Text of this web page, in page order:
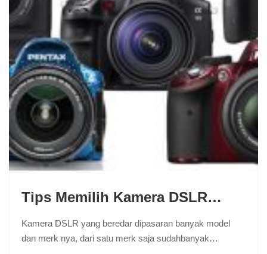
Tips Memilih Kamera DSLR…
Kamera DSLR yang beredar dipasaran banyak model
dan merk nya, dari satu merk saja sudahbanyak…